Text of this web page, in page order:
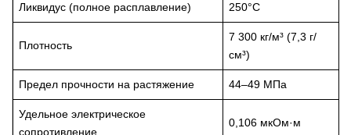
Ликвидус (полное расплавление) 250°С
Плотность
7 300 кг/м³ (7,3 г/
см³)
Предел прочности на растяжение 44–49 МПа
Удельное электрическое
сопротивление
0,106 мкОм·м